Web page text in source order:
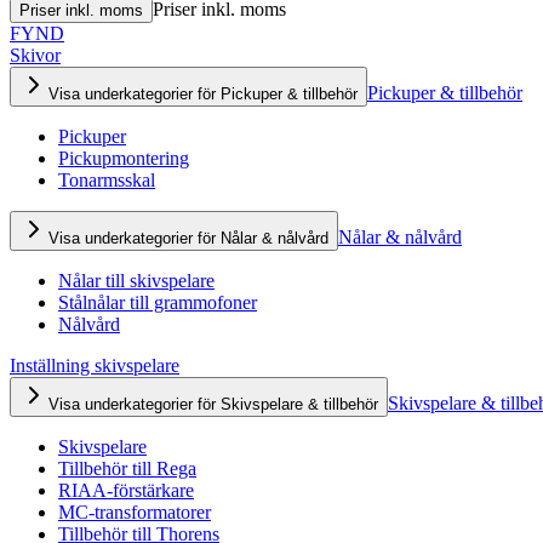
Priser inkl. moms Priser inkl. moms
FYND
Skivor
Visa underkategorier för Pickuper & tillbehör Pickuper & tillbehör
Pickuper
Pickupmontering
Tonarmsskal
Visa underkategorier för Nålar & nålvård Nålar & nålvård
Nålar till skivspelare
Stålnålar till grammofoner
Nålvård
Inställning skivspelare
Visa underkategorier för Skivspelare & tillbehör Skivspelare &
Skivspelare
Tillbehör till Rega
RIAA-förstärkare
MC-transformatorer
Tillbehör till Thorens